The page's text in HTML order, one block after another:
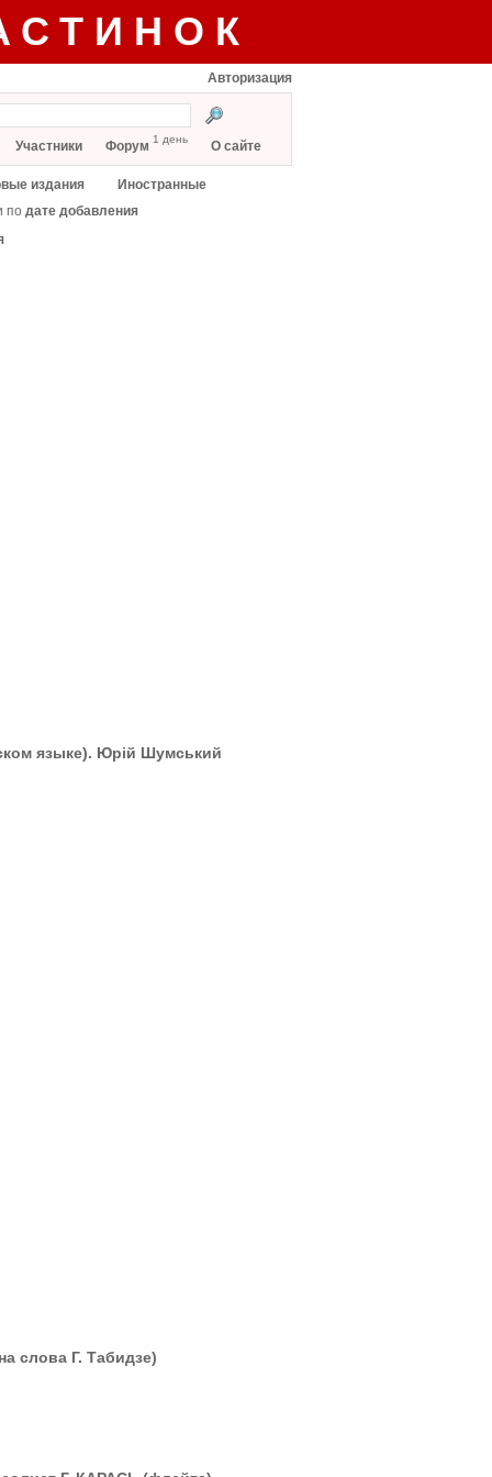
Авторизация
Участники Форум 1 день О сайте
издания
Иностранные
по дате добавления
языке). Юрій Шумський
слова Г. Табидзе)